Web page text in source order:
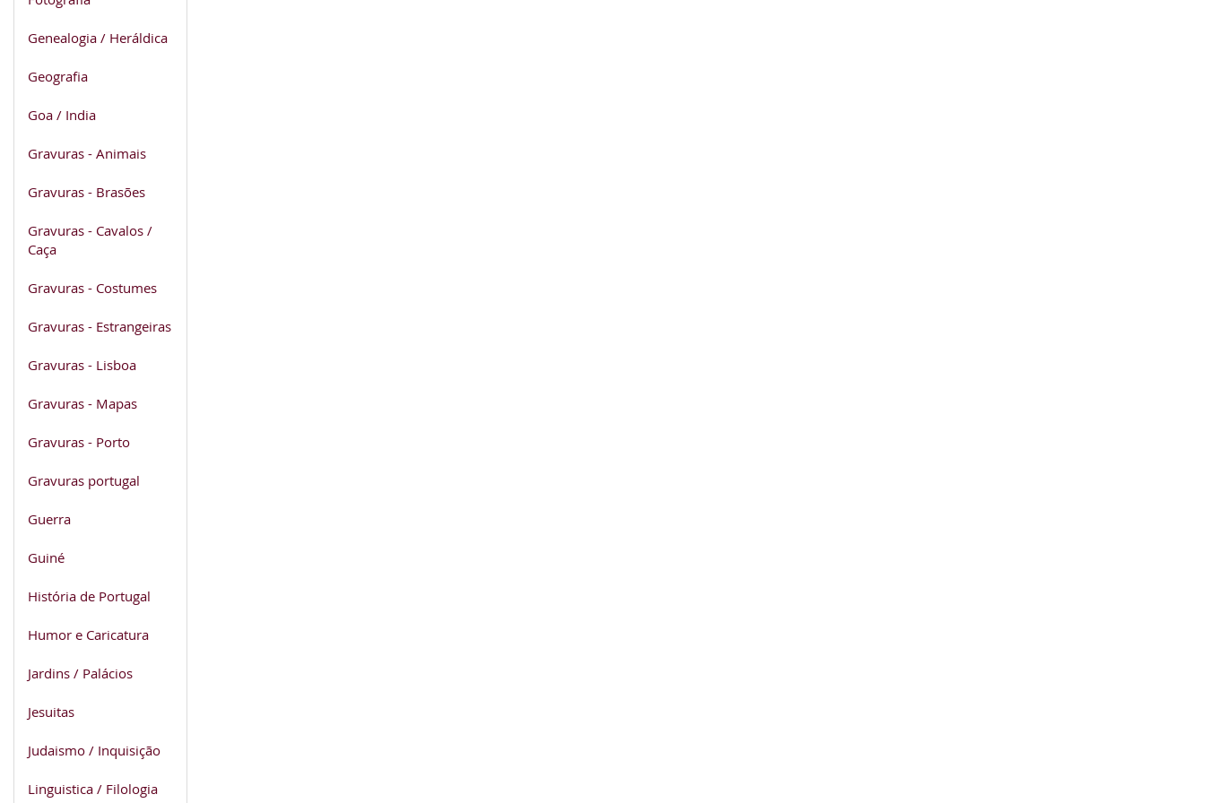
Genealogia / Heráldica
Geografia
Goa / India
Gravuras - Animais
Gravuras - Brasões
Gravuras - Cavalos /
Caça
Gravuras - Costumes
Gravuras - Estrangeiras
Gravuras - Lisboa
Gravuras - Mapas
Gravuras - Porto
Gravuras portugal
Guerra
Guiné
História de Portugal
Humor e Caricatura
Jardins / Palácios
Jesuitas
Judaismo / Inquisição
Linguistica / Filologia